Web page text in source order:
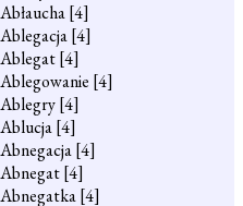
Abłaucha[4]
Ablegacja[4]
Ablegat[4]
Ablegowanie [4]
Ablegry[4]
Ablucja[4]
Abnegacja[4]
Abnegat[4]
Abnegatka[4]